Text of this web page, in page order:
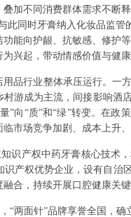
加不同消费群体需求不断
此同时牙膏纳入化妆品监
能向护龈、抗敏感、修
兴起，带动情感价值与健
用品行业整体承压运行。一
游成为主流，间接影响酒
”向“质”和“绿”转变。在
市场竞争加剧、成本上升
识产权中药牙膏核心技术
产权优势企业，设有自
合，持续开展口腔健康关
“两面针”品牌享誉全国，确